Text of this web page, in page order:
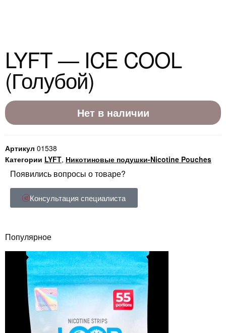
LYFT — ICE COOL
(Голубой)
Нет в наличии
Артикул 01538
Категории LYFT, Никотиновые подушки-Nicotine Pouches
Появились вопросы о товаре?
Консультация специалиста
Популярное